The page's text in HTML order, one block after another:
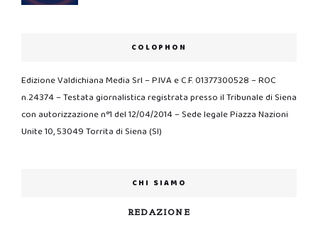
COLOPHON
Edizione Valdichiana Media Srl – P.IVA e C.F. 01377300528 – ROC
n.24374 – Testata giornalistica registrata presso il Tribunale di Siena
con autorizzazione n°1 del 12/04/2014 – Sede legale Piazza Nazioni
Unite 10, 53049 Torrita di Siena (SI)
CHI SIAMO
REDAZIONE